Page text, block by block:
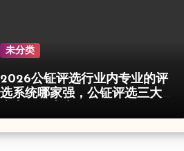
未分类
2026公钲评选行业内专业的评
选系统哪家强，公钲评选三大